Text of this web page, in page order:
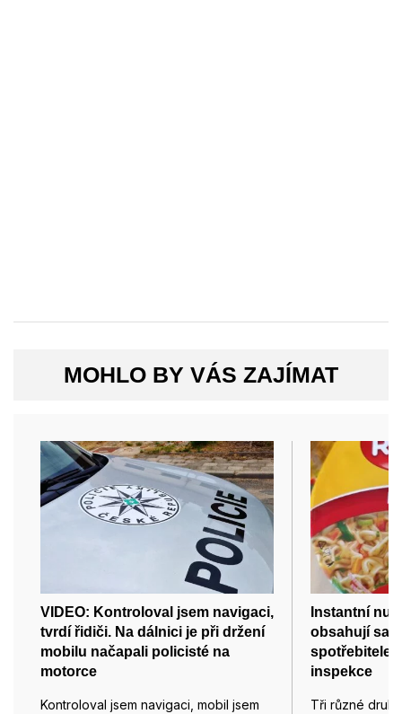
MOHLO BY VÁS ZAJÍMAT
VIDEO: Kontroloval jsem navigaci,
tvrdí řidiči. Na dálnici je při držení
mobilu načapali policisté na
motorce
Kontroloval jsem navigaci, mobil jsem
Instantní
obsahují
spotřebitele
inspekce
Tři různé